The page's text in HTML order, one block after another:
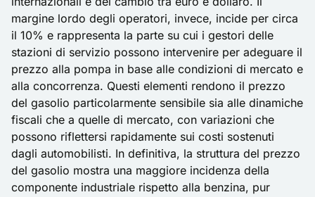
margine lordo degli operatori, invece, incide per circa
il 10% e rappresenta la parte su cui i gestori delle
stazioni di servizio possono intervenire per adeguare il
prezzo alla pompa in base alle condizioni di mercato e
alla concorrenza. Questi elementi rendono il prezzo
del gasolio particolarmente sensibile sia alle dinamiche
fiscali che a quelle di mercato, con variazioni che
possono riflettersi rapidamente sui costi sostenuti
dagli automobilisti. In definitiva, la struttura del prezzo
del gasolio mostra una maggiore incidenza della
componente industriale rispetto alla benzina, pur